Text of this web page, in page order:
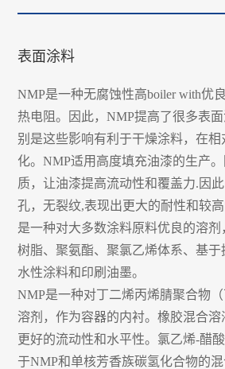
表面涂料
NMP是一种无腐蚀性高boiler with优
热电阻。因此，NMP提高了很多表
别是这些影响有利于干燥涂料，在
化。NMP适用高度填充油漆的生产
质，让油漆提高流动性和覆盖力.因
孔，无裂纹,表现出更大的耐性和较
是一种对大多数涂料原料优良的溶
树脂、聚氨酯、聚氯乙烯体系、基于
水性涂料和印刷油墨。
NMP是一种对丁二烯丙烯腈聚合物
溶剂，作为容器的内衬。橡胶混合
更好的流动性和水平性。氯乙烯-醋
于NMP和单核芳香族碳氢化合物的